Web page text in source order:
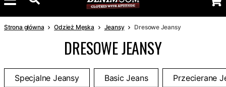
Strona główna Odzież Męska Jeansy Dresowe Jeansy
DRESOWE JEANSY
Specjalne Jeansy Basic Jeans Przecierane